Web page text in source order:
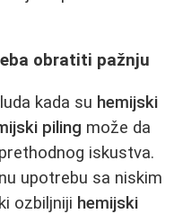
obratiti pažnju
kada su hemijski
piling može da
iskustva.
upotrebu sa niskim
ozbiljniji hemijski